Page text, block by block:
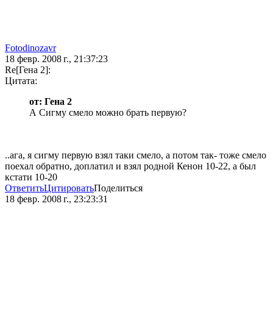
Fotodinozavr
18 февр. 2008 г., 21:37:23
Re[Гена 2]:
Цитата:
от: Гена 2
А Сигму смело можно брать первую?
..ага, я сигму первую взял таки смело, а потом так- тоже смело
поехал обратно, доплатил и взял родной Кенон 10-22, а был
кстати 10-20
ОтветитьЦитироватьПоделиться
18 февр. 2008 г., 23:23:31